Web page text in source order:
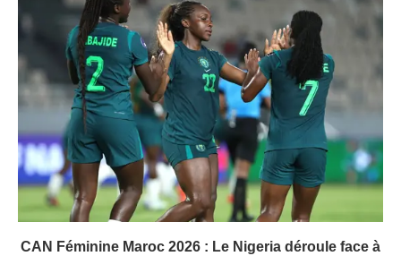
CAN Féminine Maroc 2026 : Le Nigeria déroule face à